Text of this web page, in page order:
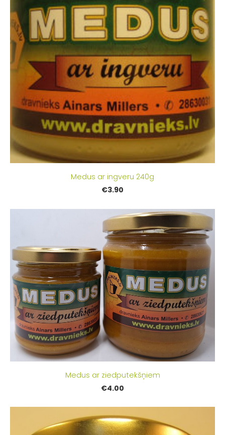
Medus ar ingveru 240g
€3.90
Medus ar ziedputekšņiem
€4.00